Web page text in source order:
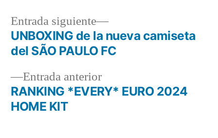
Navegación
entradas
Entrada anteriorEntrada
anterior:
RANKING *EVERY* EURO 2024
HOME KIT
Entrada siguiente
Entrada
siguiente:
UNBOXING de la nueva camiseta
del SÃO PAULO FC